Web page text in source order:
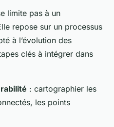
limite pas à un
repose sur un processus
à l’évolution des
clés à intégrer dans
: cartographier les
les points